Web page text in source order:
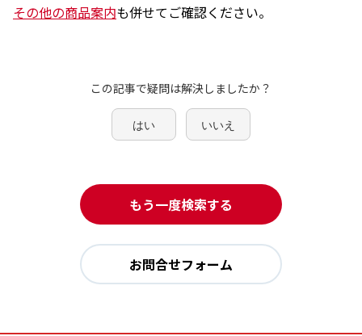
その他の商品案内も併せてご確認ください。
この記事で疑問は解決しましたか？
はい いいえ
もう一度検索する
お問合せフォーム